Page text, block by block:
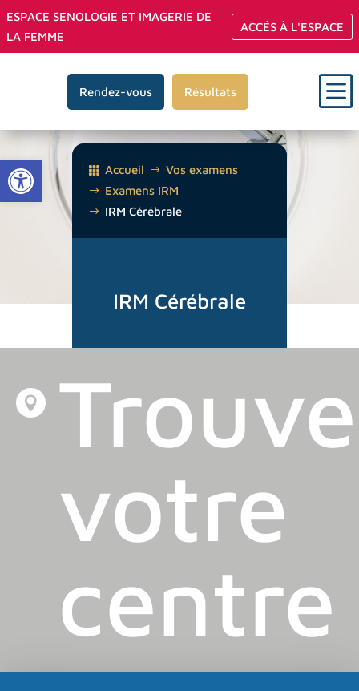
Ouvrir la barre d’outils
ESPACE SENOLOGIE ET IMAGERIE DE
LA FEMME
ACCÉS À L'ESPACE
Rendez-vous Résultats b
Accueil
Vos examens
Examens IRM
IRM Cérébrale
IRM Cérébrale

votre
centre